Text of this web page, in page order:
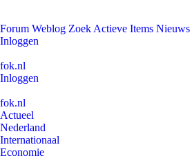
Forum Weblog Zoek Actieve Items Nieuws
Inloggen
fok.nl
Inloggen
fok.nl
Actueel
Nederland
Internationaal
Economie